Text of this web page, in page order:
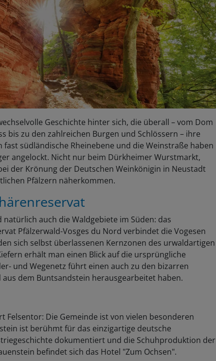
Geschichte hinter sich, die überall – vom Dom
bis zu den zahlreichen Burgen und Schlössern – ihre
südländische Rheinebene und die Weinstraße haben
angelockt. Nicht nur beim Dürkheimer Wurstmarkt,
der Krönung der Deutschen Weinkönigin in Neustadt
Pfälzern näherkommen.
auch die Waldgebiete im Süden: das
Pfälzerwald-Vosges du Nord verbindet die Vogesen
sich selbst überlassenen Kernzonen des urwaldartigen
erhält man einen Blick auf die ursprüngliche
und Wegenetz führt einen auch zu den bizarren
dem Buntsandstein herausgearbeitet haben.
Felsentor: Die Gemeinde ist von vielen besonderen
ist berühmt für das einzigartige deutsche
dokumentiert und die Schuhproduktion der
befindet sich das Hotel "Zum Ochsen".